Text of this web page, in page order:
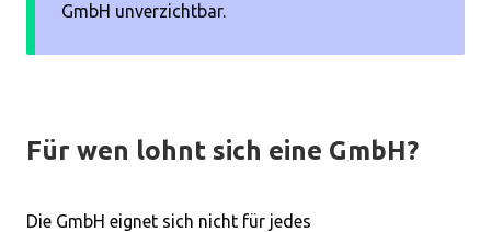
GmbH unverzichtbar.
Für wen lohnt sich eine GmbH?
Die GmbH eignet sich nicht für jedes